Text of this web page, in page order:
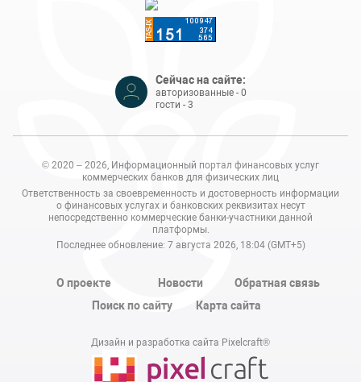
Сейчас на сайте:
авторизованные - 0
гости - 3
© 2020 – 2026, Информационный портал финансовых услуг
коммерческих банков для физических лиц
Ответственность за своевременность и достоверность информации
о финансовых услугах и банковских реквизитах несут
непосредственно коммерческие банки-участники данной
платформы.
Последнее обновление: 7 августа 2026, 18:04 (GMT+5)
О проекте Новости
Обратная связь
Поиск по сайту
Карта сайта
Дизайн и разработка сайта Pixelcraft®